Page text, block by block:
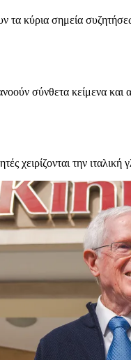
κύρια σημεία
σύνθετα κείμενα
χειρίζονται την